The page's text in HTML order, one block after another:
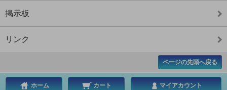
掲示板
リンク
ページの先頭へ戻る
ホーム カート マイアカウント